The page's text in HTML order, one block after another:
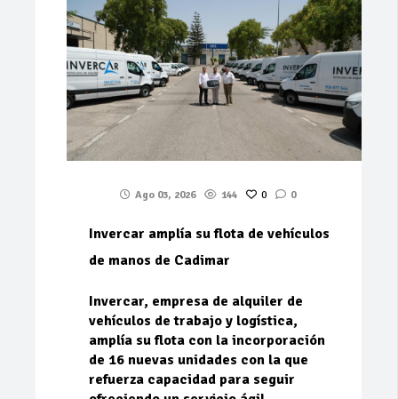
Ago 03, 2026 144 0 0
Invercar amplía su flota de vehículos
de manos de Cadimar
Invercar, empresa de alquiler de
vehículos de trabajo y logística,
amplía su flota con la incorporación
de 16 nuevas unidades con la que
refuerza capacidad para seguir